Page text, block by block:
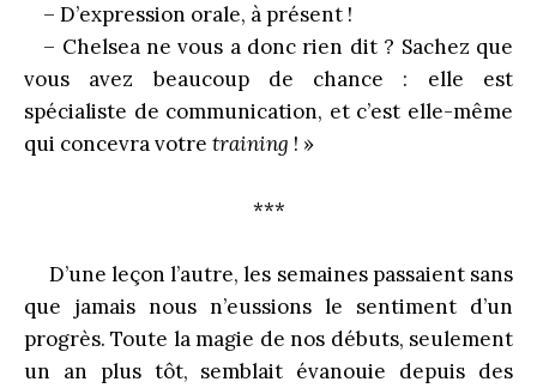
– D’expression orale, à présent !
– Chelsea ne vous a donc rien dit ? Sachez que
vous avez beaucoup de chance : elle est
spécialiste de communication, et c’est elle-même
qui concevra votre training ! »
***
D’une leçon l’autre, les semaines passaient sans
que jamais nous n’eussions le sentiment d’un
progrès. Toute la magie de nos débuts, seulement
un an plus tôt, semblait évanouie depuis des